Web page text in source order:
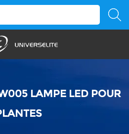
LAMPE LED POUR